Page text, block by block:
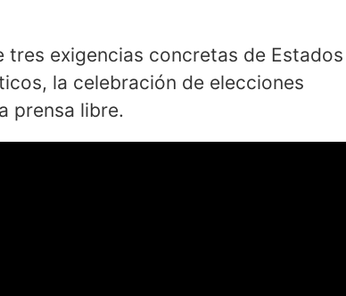
tres exigencias concretas de Estados
la celebración de elecciones
prensa libre.